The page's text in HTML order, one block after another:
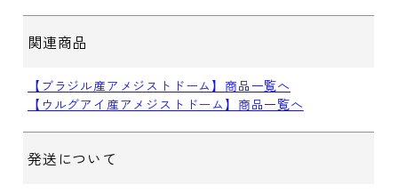
関連商品
【ブラジル産アメジストドーム】商品一覧へ
【ウルグアイ産アメジストドーム】商品一覧へ
発送について